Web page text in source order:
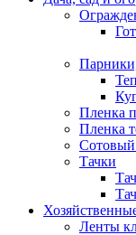
Пленка
Пленка
Сотовый
Тачки
Ленты